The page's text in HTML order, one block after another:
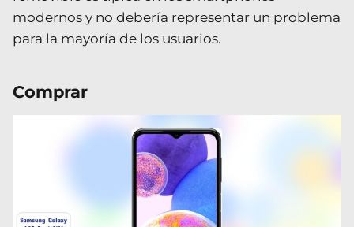
modernos y no debería representar un problema
para la mayoría de los usuarios.
Comprar